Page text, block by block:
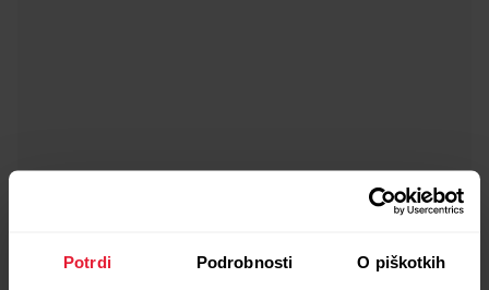
Potrdi Podrobnosti O piškotkih